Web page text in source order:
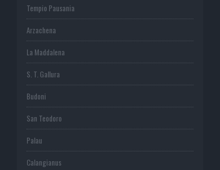
Tempio Pausania
Arzachena
La Maddalena
S. T. Gallura
Budoni
San Teodoro
Palau
Calangianus